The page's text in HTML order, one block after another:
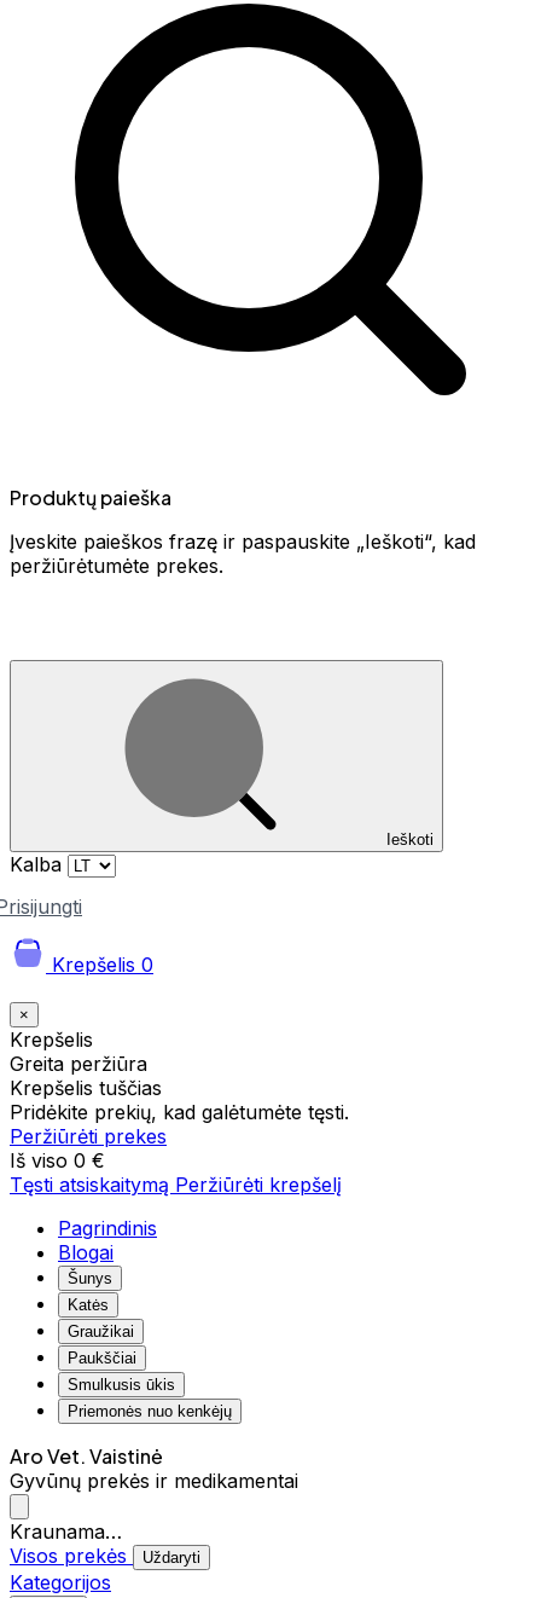
Produktų paieška
Įveskite paieškos frazę ir paspauskite „Ieškoti“, kad
peržiūrėtumėte prekes.
Ieškoti
Kalba
Krepšelis 0
×
Krepšelis
Greita peržiūra
Krepšelis tuščias
Pridėkite prekių, kad galėtumėte tęsti.
Peržiūrėti prekes
Iš viso 0 €
Tęsti atsiskaitymą Peržiūrėti krepšelį
Pagrindinis
Blogai
Šunys
Katės
Graužikai
Paukščiai
Smulkusis ūkis
Priemonės nuo kenkėjų
Aro Vet. Vaistinė
Gyvūnų prekės ir medikamentai
Kraunama…
Visos prekės
Uždaryti
Kategorijos